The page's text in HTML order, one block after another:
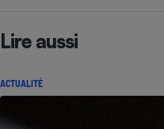
Lire aussi
ACTUALITÉ